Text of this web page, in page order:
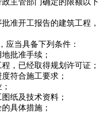
主管部门确定的限额以下
开工报告的建筑工程，
当具备下列条件：
批准手续；
已经取得规划许可证；
符合施工要求；
纸及技术资料；
具体措施；